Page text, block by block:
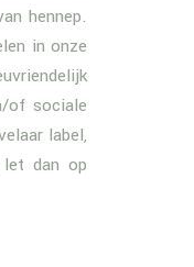
hennep.
in onze
of sociale
label,
dan op